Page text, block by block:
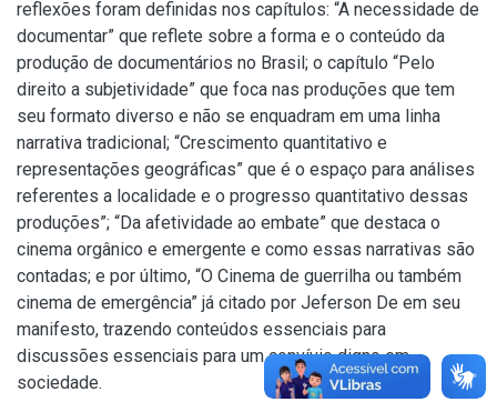
reflexões foram definidas nos capítulos: “A necessidade de
documentar” que reflete sobre a forma e o conteúdo da
produção de documentários no Brasil; o capítulo “Pelo
direito a subjetividade” que foca nas produções que tem
seu formato diverso e não se enquadram em uma linha
narrativa tradicional; “Crescimento quantitativo e
representações geográficas” que é o espaço para análises
referentes a localidade e o progresso quantitativo dessas
produções”; “Da afetividade ao embate” que destaca o
cinema orgânico e emergente e como essas narrativas são
contadas; e por último, “O Cinema de guerrilha ou também
cinema de emergência” já citado por Jeferson De em seu
manifesto, trazendo conteúdos essenciais para
discussões essenciais para um convívio digno em
sociedade.